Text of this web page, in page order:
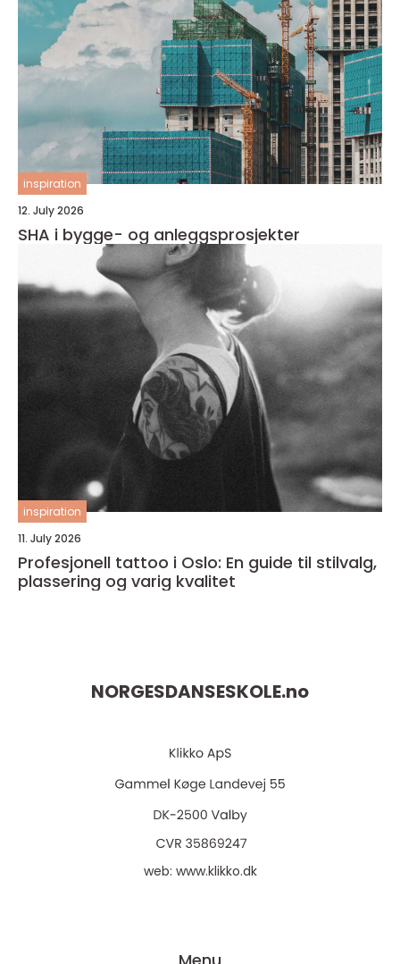
inspiration
12. July 2026
SHA i bygge- og anleggsprosjekter
inspiration
11. July 2026
Profesjonell tattoo i Oslo: En guide til stilvalg,
plassering og varig kvalitet
NORGESDANSESKOLE.no
web: www.klikko.dk